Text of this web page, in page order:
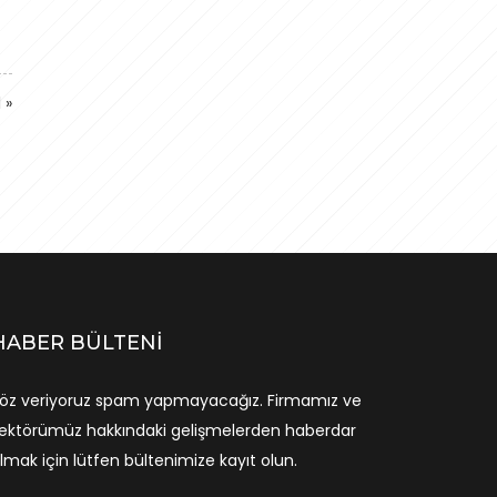
»
BÜLTENI
veriyoruz spam yapmayacağız. Firmamız ve
hakkındaki gelişmelerden haberdar
için lütfen bültenimize kayıt olun.